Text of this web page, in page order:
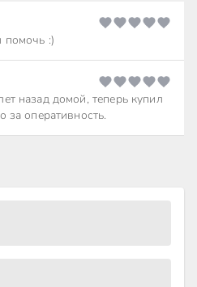
помочь :)
назад домой, теперь купил
за оперативность.